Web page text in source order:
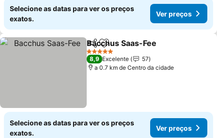
Selecione as datas para ver os preços
exatos.
Ver preços
PartilharAdicionar aos favoritos
Bacchus Saas-Fee
5 Estrelas
8,9 Excelente
57
a 0.7 km de Centro da cidade
Selecione as datas para ver os preços
exatos.
Ver preços